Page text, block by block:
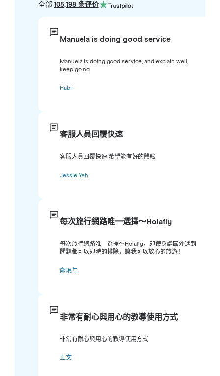
全部 105,198 条评价
Manuela is doing good service
Manuela is doing good service, and explain well,
keep going
Habi
客服人員回覆快速
客服人員回覆快速 希望能有好的體驗
Jessie Yeh
每次旅行網路唯一選擇～Holafly
每次旅行網路唯一選擇～Holafly，即使身處國外遇到
問題都可以即時的排除，讓我可以放心的旅遊！
鄭焜年
非常有耐心與用心的教導使用方式
非常有耐心與用心的教導使用方式
正文